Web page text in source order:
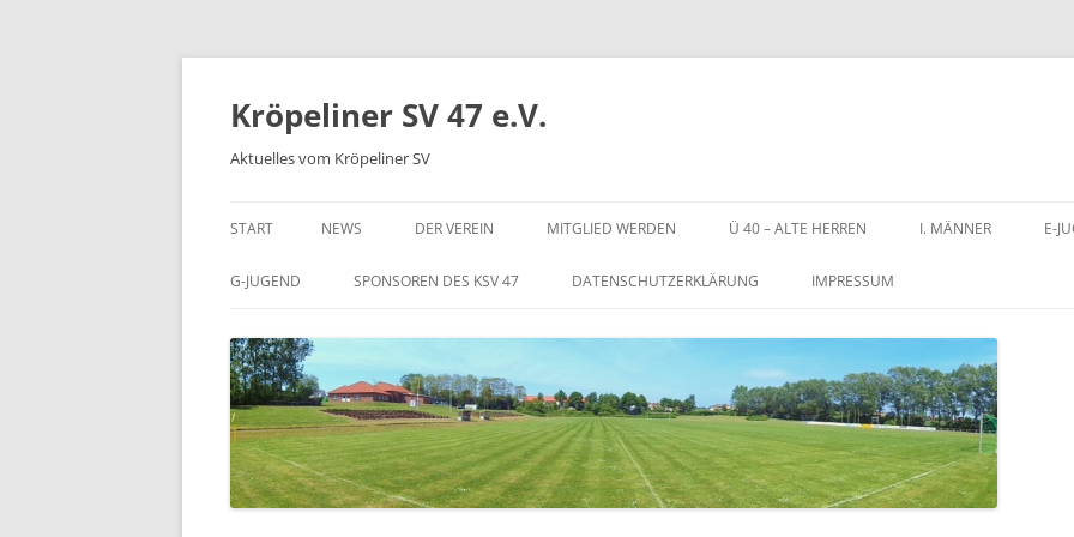
Kröpeliner SV 47 e.V.
Aktuelles vom Kröpeliner SV
Inhalt
START NEWS DER VEREIN
ANFAHRT
GESCHICHTE
SATZUNG
MITGLIED WERDEN Ü 40 – ALTE HERREN I. MÄNNER E-
G-JUGEND SPONSOREN DES KSV 47 DATENSCHUTZERKLÄRUNG IMPRESSUM